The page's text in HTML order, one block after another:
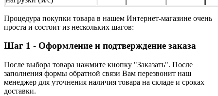
Процедура покупки товара в нашем Интернет-магазине очень
проста и состоит из нескольких шагов:
Шаг 1 - Оформление и подтверждение заказа
После выбора товара нажмите кнопку "Заказать". После
заполнения формы обратной связи Вам перезвонит наш
менеджер для уточнения наличия товара на складе и сроках
доставки.